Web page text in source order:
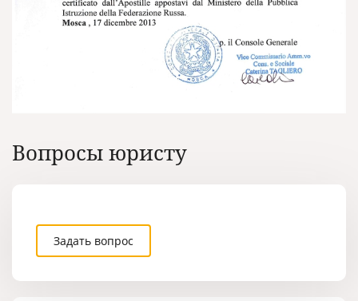
Вопросы юристу
Задать вопрос